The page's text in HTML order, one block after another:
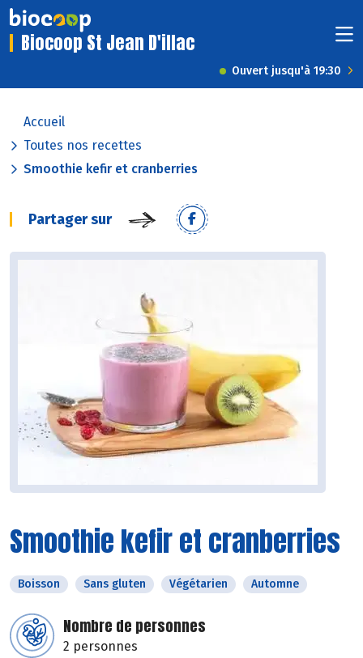
Biocoop St Jean D'illac
Ouvert jusqu'à 19:30
Accueil
Toutes nos recettes
Smoothie kefir et cranberries
Partager sur
Smoothie kefir et cranberries
Boisson Sans gluten Végétarien Automne
Nombre de personnes
2 personnes